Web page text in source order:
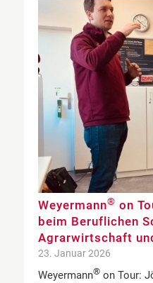
Weyermann® on
beim Beruflichen
Agrarwirtschaft
23. Januar 2026
Weyermann®on Tour: